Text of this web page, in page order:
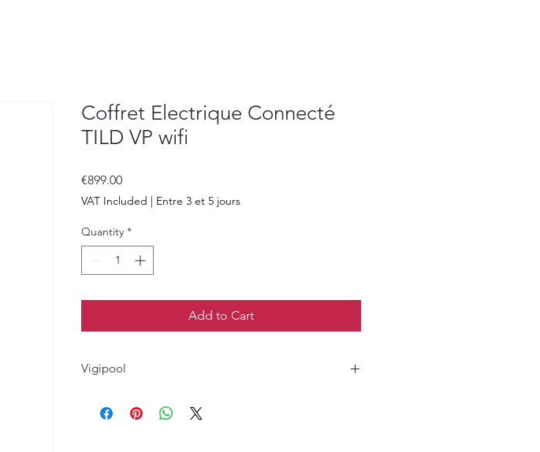
Coffret Electrique Connecté
TILD VP wifi
€899.00Price
VAT Included | Entre 3 et 5 jours
Quantity *
Add to Cart
Vigipool